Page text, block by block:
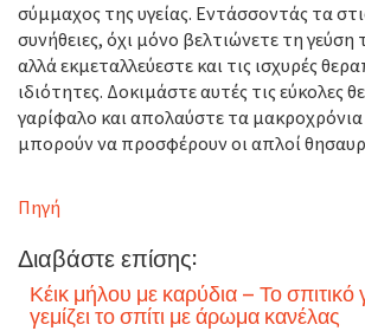
σύμμαχος της υγείας. Εντάσσοντάς τα
συνήθειες, όχι μόνο βελτιώνετε τη
αλλά εκμεταλλεύεστε και τις ισχυρές
ιδιότητες. Δοκιμάστε αυτές τις εύκολες
γαρίφαλο και απολαύστε τα
μπορούν να προσφέρουν οι απλοί
Πηγή
Διαβάστε επίσης:
Κέικ μήλου με καρύδια – Το
γεμίζει το σπίτι με άρωμα κανέλας